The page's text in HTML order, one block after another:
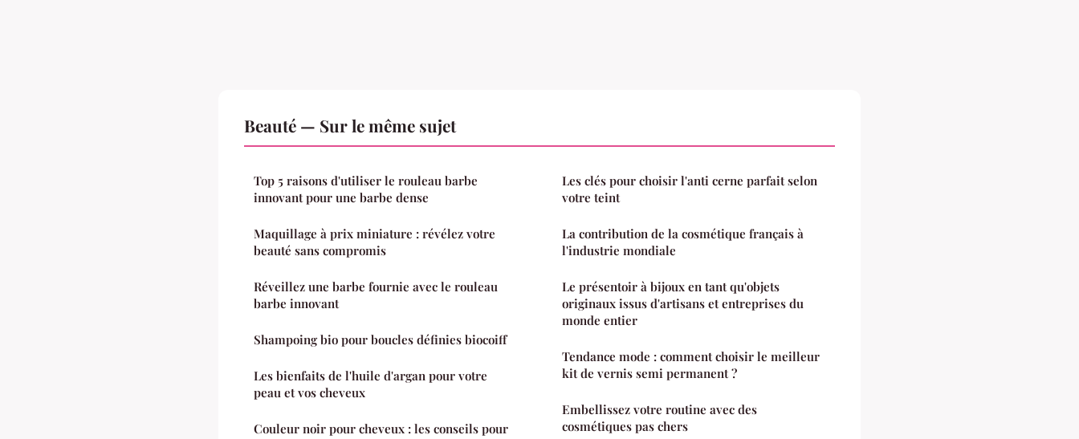
Beauté — Sur le même sujet
Top 5 raisons d'utiliser le rouleau barbe
innovant pour une barbe dense
Maquillage à prix miniature : révélez votre
beauté sans compromis
Réveillez une barbe fournie avec le rouleau
barbe innovant
Shampoing bio pour boucles définies biocoiff
Les bienfaits de l'huile d'argan pour votre
peau et vos cheveux
Couleur noir pour cheveux : les conseils pour
Les clés pour choisir l'anti cerne parfait selon
votre teint
La contribution de la cosmétique français à
l'industrie mondiale
Le présentoir à bijoux en tant qu'objets
originaux issus d'artisans et entreprises du
monde entier
Tendance mode : comment choisir le meilleur
kit de vernis semi permanent ?
Embellissez votre routine avec des
cosmétiques pas chers